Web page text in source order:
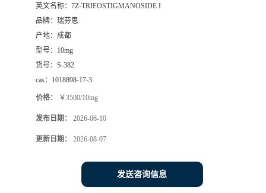
英文名称： 7Z-TRIFOSTIGMANOSIDE I
品牌： 瑞芬思
产地： 成都
型号： 10mg
货号： S-382
cas： 1018898-17-3
价格： ￥3500/10mg
发布日期： 2026-06-10
更新日期： 2026-08-07
发送咨询信息